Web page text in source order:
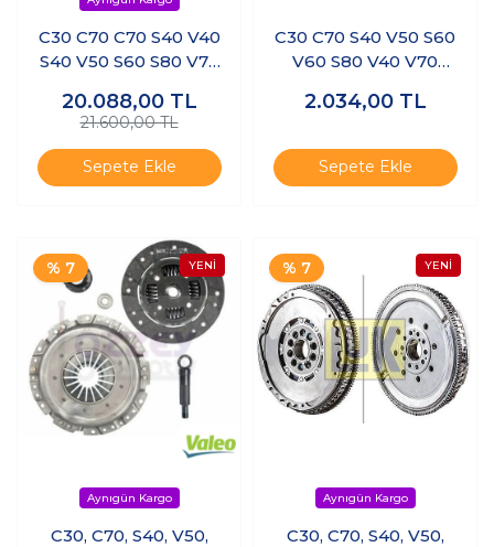
C30 C70 C70 S40 V40
S40 V50 S60 S80 V70
20.088,00 TL
21.600,00 TL
Sepete Ekle
C30 C70 S40 V50 S60
V60 S80 V40 V70
Kayış Üst Kapağı
2.034,00 TL
Sepete Ekle
% 7
C30, C70, S40, V50,
% 7
C30, C70, S40, V50,